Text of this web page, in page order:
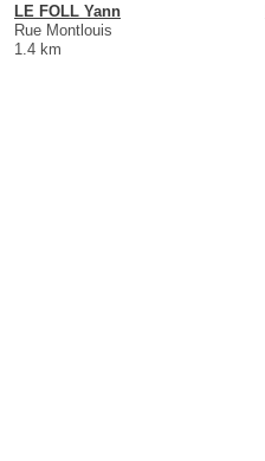
LE FOLL Yann
Rue Montlouis
1.4 km